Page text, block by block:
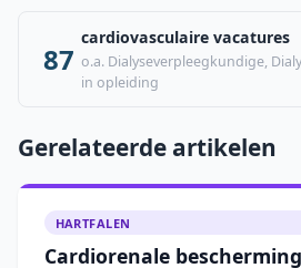
87
cardiovasculaire vacatures
o.a. Dialyseverpleegkundige,
in opleiding
Gerelateerde artikelen
HARTFALEN
Cardiorenale